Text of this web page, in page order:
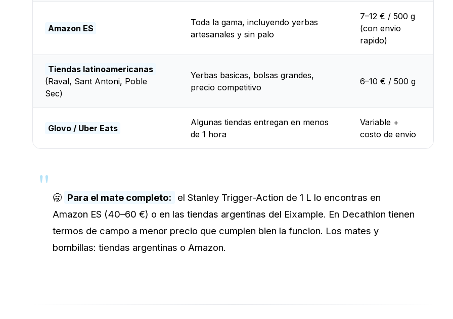
Amazon ES
Toda la gama, incluyendo yerbas
artesanales y sin palo
7–12 € / 500 g
(con envio
rapido)
Tiendas latinoamericanas
(Raval, Sant Antoni, Poble
Sec)
Yerbas basicas, bolsas grandes,
precio competitivo
6–10 € / 500 g
Glovo / Uber Eats
Algunas tiendas entregan en menos
de 1 hora
Variable +
costo de envio
🥱 Para el mate completo:
el Stanley Trigger-Action de 1 L lo encontras en
Amazon ES (40–60 €) o en las tiendas argentinas del Eixample. En Decathlon tienen
termos de campo a menor precio que cumplen bien la funcion. Los mates y
bombillas: tiendas argentinas o Amazon.